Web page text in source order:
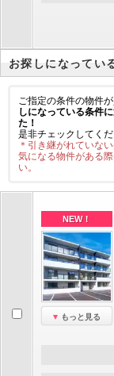
お探しになってい
ご指定の条件の物件
しになっている条件
た！
是非チェックしてくだ
＊引き継がれていな
気になる物件がある
い。
NEW！
もっと見る